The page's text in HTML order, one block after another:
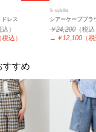
レス
）
税込）
S sybilla
シアーケープブラ
￥24,200（税
→ ￥12,100（
すすめ